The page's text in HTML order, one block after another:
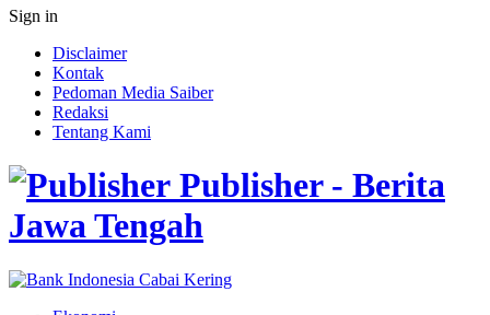
Sign in
Disclaimer
Kontak
Pedoman Media Saiber
Redaksi
Tentang Kami
Publisher - Berita
Jawa Tengah